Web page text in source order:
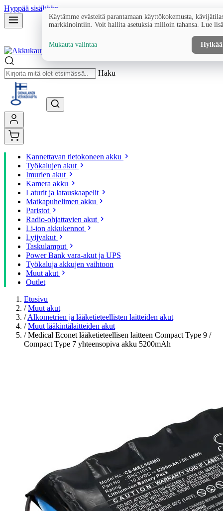
Hyppää sisältöön
Haku
Kannettavan tietokoneen akku
Työkalujen akut
Imurien akut
Kamera akku
Laturit ja latauskaapelit
Matkapuhelimen akku
Paristot
Radio-ohjattavien akut
Li-ion akkukennot
Lyijyakut
Taskulamput
Power Bank vara-akut ja UPS
Työkaluja akkujen vaihtoon
Muut akut
Outlet
Etusivu
/ Muut akut
/ Alkometrien ja lääketieteellisten laitteiden akut
/ Muut lääkintälaitteiden akut
/ Medical Econet lääketieteellisen laitteen Compact Type 9 /
Compact Type 7 yhteensopiva akku 5200mAh
Käytämme evästeitä parantamaan käyttökokemusta,
markkinointiin. Voit hallita asetuksia milloin tahansa. Lue
Mukauta valintaa Hylkää